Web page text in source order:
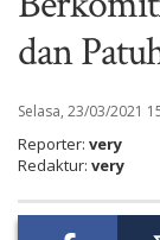
dan
Selasa, 23/03/2021
Reporter: very
Redaktur: very